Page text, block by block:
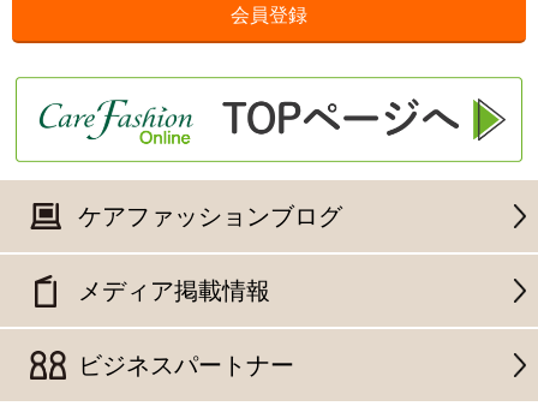
ケアファッションブログ
メディア掲載情報
ビジネスパートナー